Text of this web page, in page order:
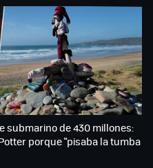
submarino de 430 millones:
porque "pisaba la tumba